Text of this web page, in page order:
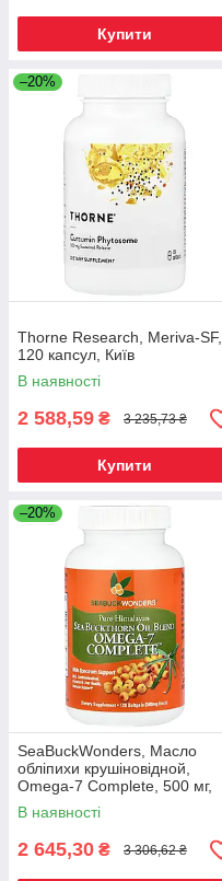
Купити
–20%
Thorne Research, Meriva-SF,
120 капсул, Київ
В наявності
2 588,59 ₴ 3 235,73 ₴
Купити
–20%
SeaBuckWonders, Масло
обліпихи крушіновідной,
Omega-7 Complete, 500 мг,
120 м'яких капсул, Київ
В наявності
2 645,30 ₴ 3 306,62 ₴